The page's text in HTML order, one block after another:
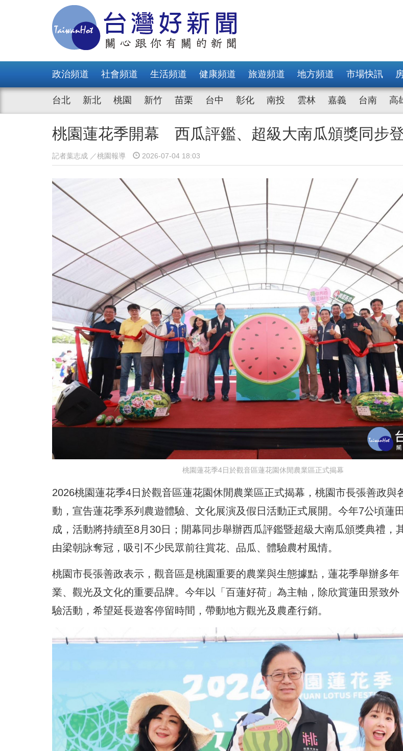
政治頻道 社會頻道 生活頻道 健康頻道 旅遊頻道 地方頻道 市場快訊
台北 新北 桃園 新竹 苗栗 台中 彰化 南投 雲林 嘉義 台南 高
桃園蓮花季開幕 西瓜評鑑、超級大南瓜頒獎同步
記者葉志成 ／桃園報導 2026-07-04 18:03
桃園蓮花季4日於觀音區蓮花園休閒農業區正式揭幕
2026桃園蓮花季4日於觀音區蓮花園休閒農業區正式揭幕，桃園市長張善政與
動，宣告蓮花季系列農遊體驗、文化展演及假日活動正式展開。今年7公頃蓮
成，活動將持續至8月30日；開幕同步舉辦西瓜評鑑暨超級大南瓜頒獎典禮，
由梁朝詠奪冠，吸引不少民眾前往賞花、品瓜、體驗農村風情。
桃園市長張善政表示，觀音區是桃園重要的農業與生態據點，蓮花季舉辦多年
業、觀光及文化的重要品牌。今年以「百蓮好荷」為主軸，除欣賞蓮田景致外
驗活動，希望延長遊客停留時間，帶動地方觀光及農產行銷。